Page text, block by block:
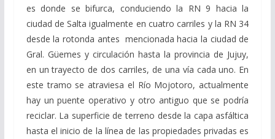
es donde se bifurca, conduciendo la RN 9 hacia la
ciudad de Salta igualmente en cuatro carriles y la RN 34
desde la rotonda antes mencionada hacia la ciudad de
Gral. Güemes y circulación hasta la provincia de Jujuy,
en un trayecto de dos carriles, de una vía cada uno. En
este tramo se atraviesa el Río Mojotoro, actualmente
hay un puente operativo y otro antiguo que se podría
reciclar. La superficie de terreno desde la capa asfáltica
hasta el inicio de la línea de las propiedades privadas es